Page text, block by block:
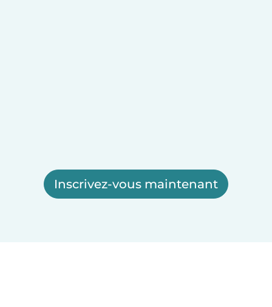
Inscrivez-vous maintenant